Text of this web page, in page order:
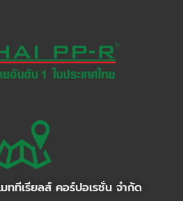
ทีเรียลส์ คอร์ปอเรชั่น จำกัด